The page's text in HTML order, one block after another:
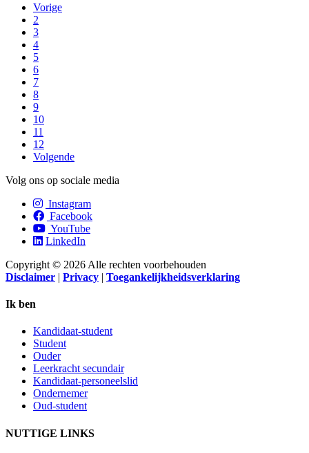
Vorige
2
3
4
5
6
7
8
9
10
11
12
Volgende
Volg ons op sociale media
Instagram
Facebook
YouTube
LinkedIn
Copyright © 2026 Alle rechten voorbehouden
Disclaimer | Privacy | Toegankelijkheidsverklaring
Ik ben
Kandidaat-student
Student
Ouder
Leerkracht secundair
Kandidaat-personeelslid
Ondernemer
Oud-student
NUTTIGE LINKS